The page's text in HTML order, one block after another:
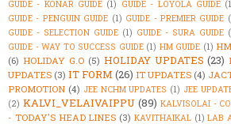
GUIDE - KONAR GUIDE (1) GUIDE - LOYOLA GUIDE
GUIDE - PENGUIN GUIDE (1) GUIDE - PREMIER GUIDE
GUIDE - SELECTION GUIDE (1) GUIDE - SURA GUIDE
GUIDE - WAY TO SUCCESS GUIDE (1) HM GUIDE (1)
(6) HOLIDAY G.O (5) HOLIDAY UPDATES (23)
UPDATES (3) IT FORM (26) IT UPDATES (4)
PROMOTION (4) JEE NCHM UPDATES (1) JEE
(2) KALVI_VELAIVAIPPU (89) KALVISOLAI -
- TODAY'S HEAD LINES (3) KAVITHAIKAL (1) LAB